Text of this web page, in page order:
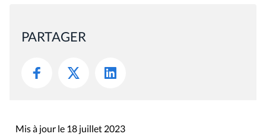
PARTAGER
Mis à jour le 18 juillet 2023